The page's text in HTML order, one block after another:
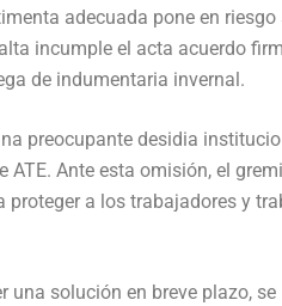
adecuada pone en
incumple el acta acuerdo
de indumentaria invernal.
preocupante desidia
ATE. Ante esta omisión, el
a los trabajadores y
una solución en breve plazo,